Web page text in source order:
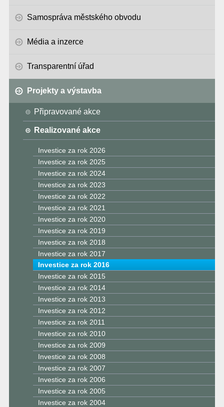
Samospráva městského obvodu
Média a inzerce
Transparentní úřad
Projekty a výstavba
Připravované akce
Realizované akce
Investice za rok 2026
Investice za rok 2025
Investice za rok 2024
Investice za rok 2023
Investice za rok 2022
Investice za rok 2021
Investice za rok 2020
Investice za rok 2019
Investice za rok 2018
Investice za rok 2017
Investice za rok 2016
Investice za rok 2015
Investice za rok 2014
Investice za rok 2013
Investice za rok 2012
Investice za rok 2011
Investice za rok 2010
Investice za rok 2009
Investice za rok 2008
Investice za rok 2007
Investice za rok 2006
Investice za rok 2005
Investice za rok 2004